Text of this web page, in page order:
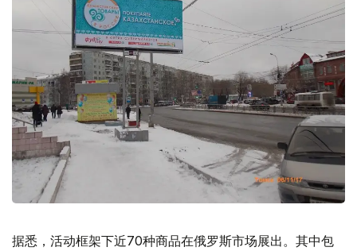
据悉，活动框架下近70种商品在俄罗斯市场展出。其中包